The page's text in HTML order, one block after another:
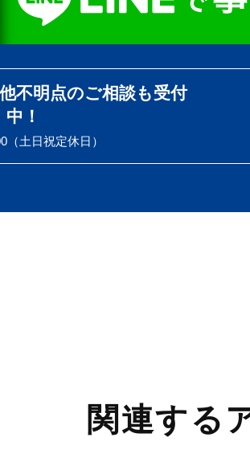
不明点のご相談も受付
中！
（土日祝定休日）
関連する